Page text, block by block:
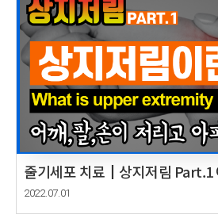
줄기세포 치료┃상지저림 Part.1
아파요~ Cause and
Part.1
2022.07.01